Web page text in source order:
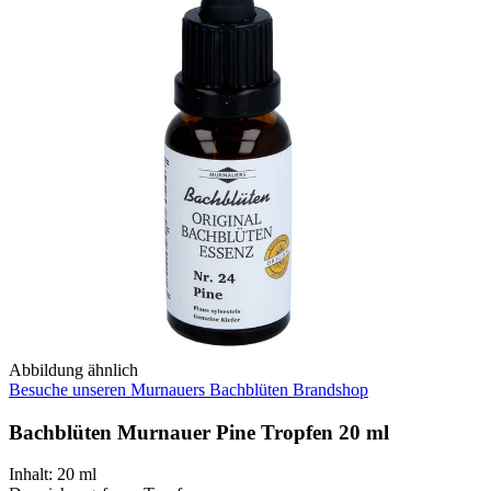
Abbildung ähnlich
Besuche unseren Murnauers Bachblüten Brandshop
Bachblüten Murnauer Pine Tropfen 20 ml
Inhalt: 20 ml